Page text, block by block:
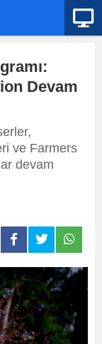
Devam
ve Farmers
devam